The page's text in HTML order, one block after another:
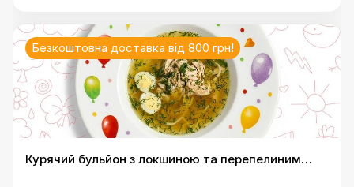
Безкоштовна доставка від 800 грн!
Курячий бульйон з локшиною та перепелиним